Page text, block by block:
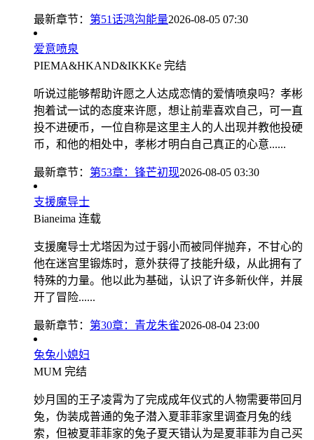
最新章节： 第51话鸿沟能量2026-08-05 07:30
爱意喷泉
PIEMA&HKAND&IKKKe 完结
听说过能够帮助许愿之人达成恋情的爱情喷泉吗？孝彬
抱着试一试的态度来许愿，想让前辈喜欢自己，可一直
投不进硬币，一位自称是这里主人的人出现并教他投硬
币，和他的相处中，孝彬才明白自己真正的心意......
最新章节： 第53章：锋芒初现2026-08-05 03:30
支援魔导士
Bianeima 连载
支援魔导士尤塔因为过于弱小而被同伴抛弃，不甘心的
他在迷宫里锻炼时，意外获得了技能升级，从此拥有了
特殊的力量。他以此为基础，认识了许多新伙伴，并展
开了冒险......
最新章节： 第30章：青龙朱雀2026-08-04 23:00
兔兔小媳妇
MUM 完结
妙月国的王子凌霄为了完成成年仪式的人物需要带回月
兔，伪装成普通的兔子潜入夏菲菲家里调查月兔的线
索，但被夏菲菲家的兔子夏天错认为是夏菲菲为自己买